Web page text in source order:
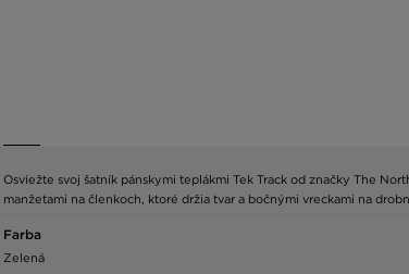
Osviežte svoj šatník pánskymi teplákmi Tek Track od značky The
manžetami na členkoch, ktoré držia tvar a bočnými vreckami na
Farba
Zelená